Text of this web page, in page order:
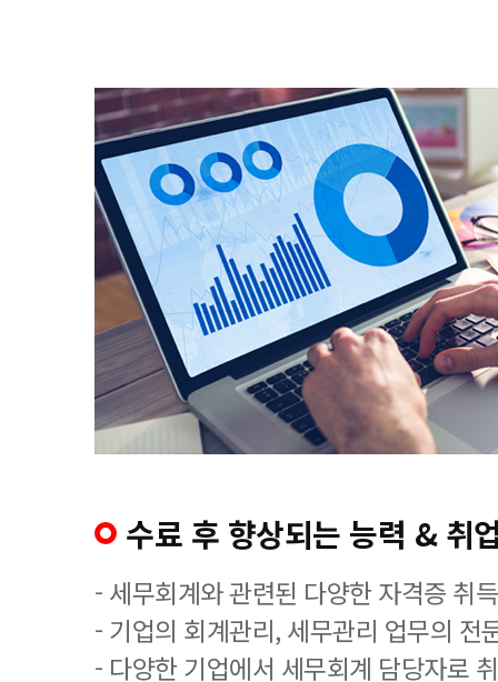
수료 후 향상되는 능력 & 취
- 세무회계와 관련된 다양한 자격증 취
- 기업의 회계관리, 세무관리 업무의 전
- 다양한 기업에서 세무회계 담당자로